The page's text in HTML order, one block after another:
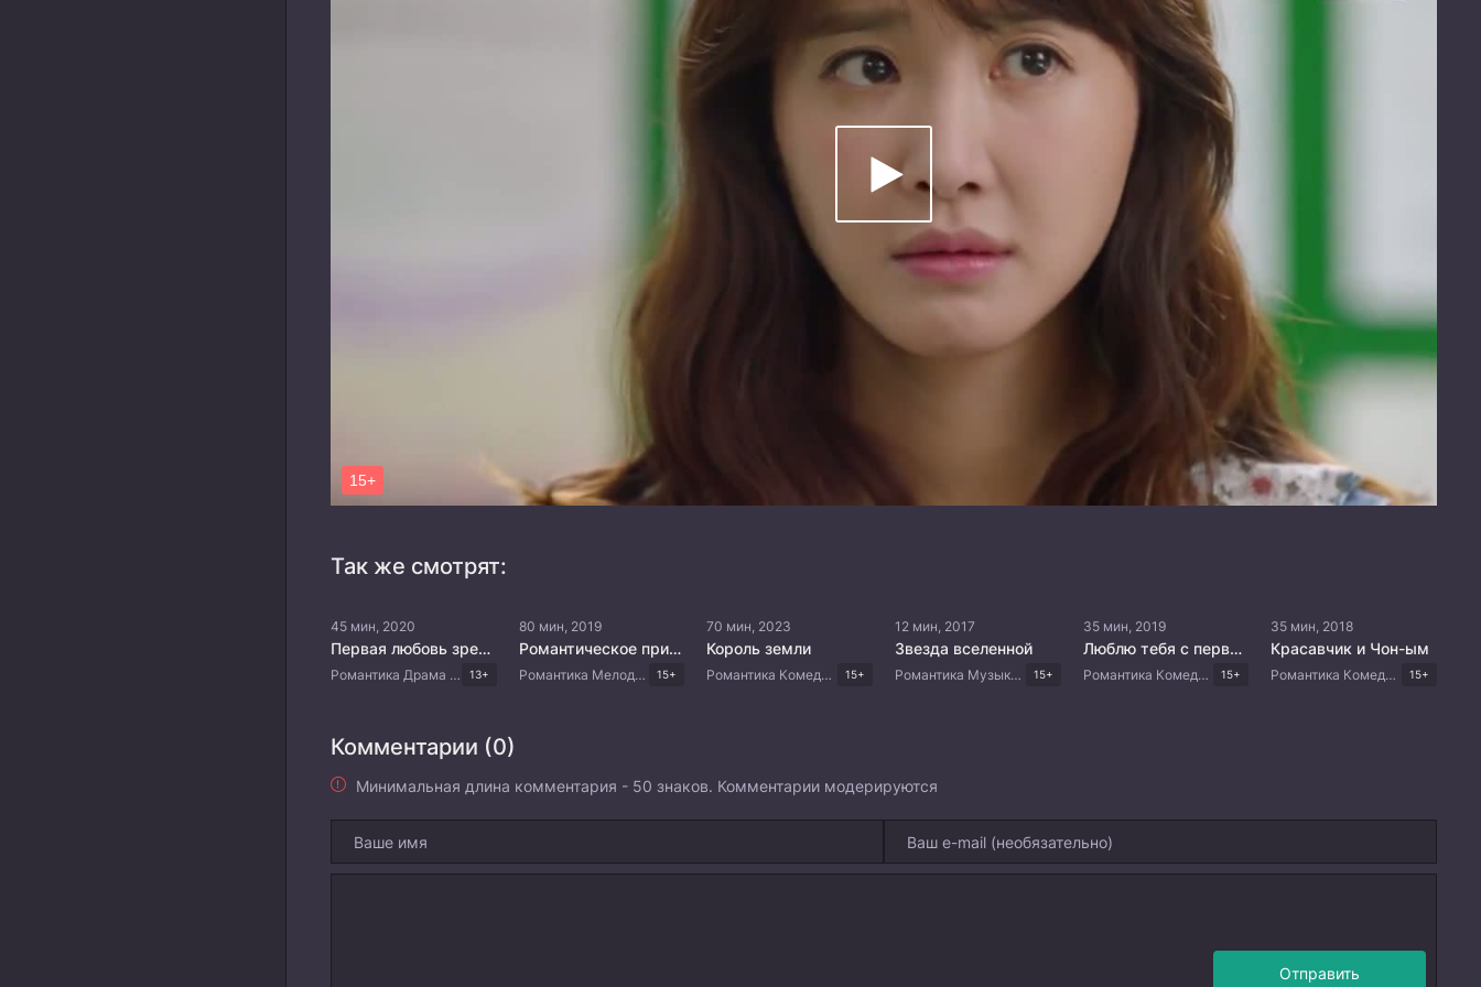
Так же смотрят:
45 мин, 2020
Первая любовь зрелой девушки
Романтика Драма Китайские дорамы 13+
80 мин, 2019
Романтическое приложение
Романтика Мелодрама Комедия Корейские дорамы 15+
70 мин, 2023
Король земли
Романтика Комедия Корейские дорамы 15+
12 мин, 2017
Звезда вселенной
Романтика Музыка Драма Корейские дорамы 15+
35 мин, 2019
Люблю тебя с первого взгляда
Романтика Комедия Драма Корейские дорамы 15+
35 мин, 2018
Красавчик и Чон-ым
Романтика Комедия Драма Корейские дорамы 15+
Комментарии (0)
Минимальная длина комментария - 50 знаков. Комментарии модерируются
Отправить